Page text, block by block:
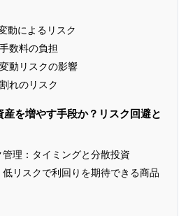
動によるリスク
数料の負担
動リスクの影響
れのリスク
を増やす手段か？リスク回避と
理：タイミングと分散投資
リスクで利回りを期待できる商品